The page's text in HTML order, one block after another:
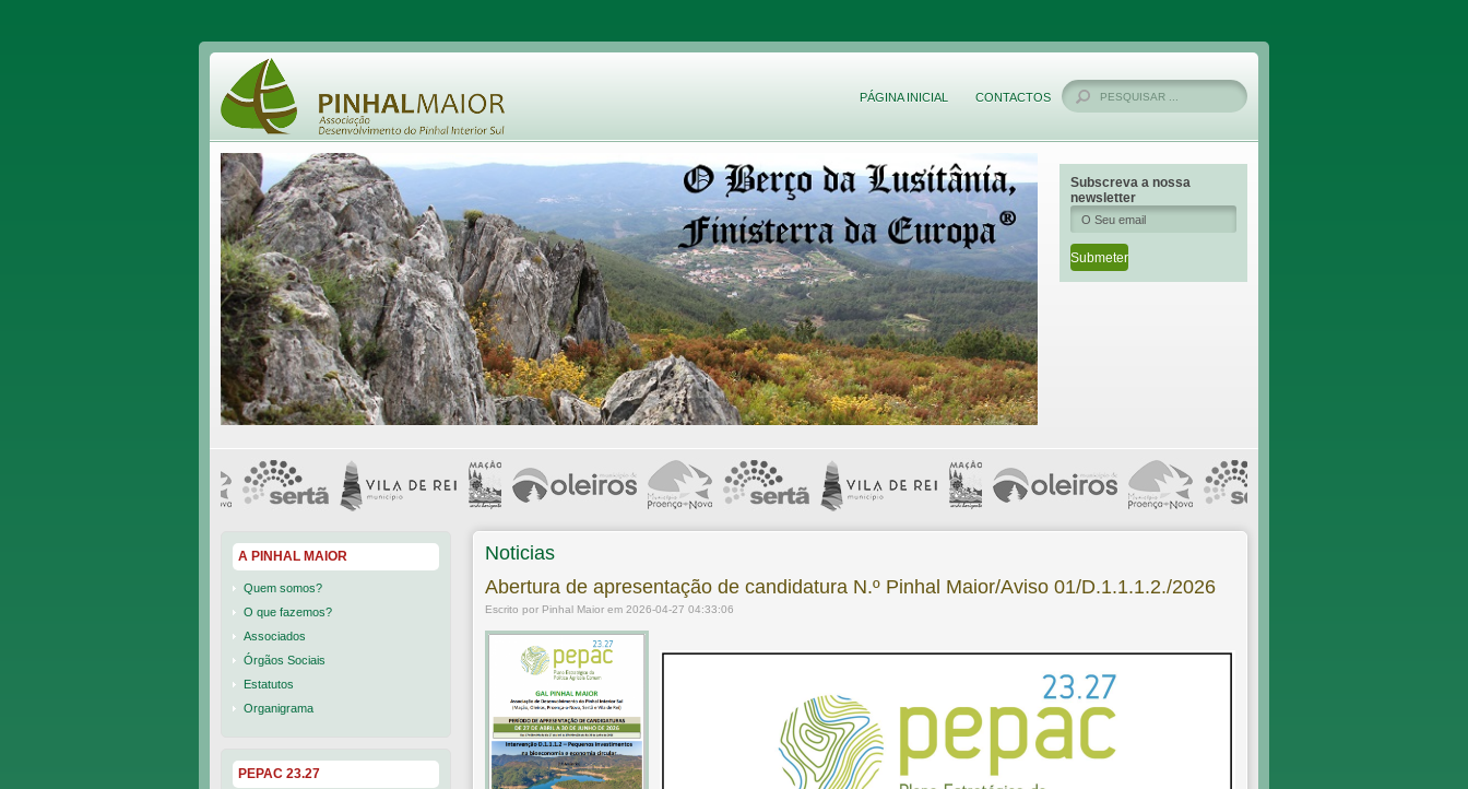
PÁGINA INICIAL CONTACTOS
Subscreva a nossa
newsletter
A PINHAL MAIOR
Quem somos?
O que fazemos?
Associados
Órgãos Sociais
Estatutos
Organigrama
PEPAC 23.27
Noticias
Abertura de apresentação de candidatura N.º Pinhal Maior/Aviso 01/D.1.1.1.2./2026
Escrito por Pinhal Maior em 2026-04-27 04:33:06